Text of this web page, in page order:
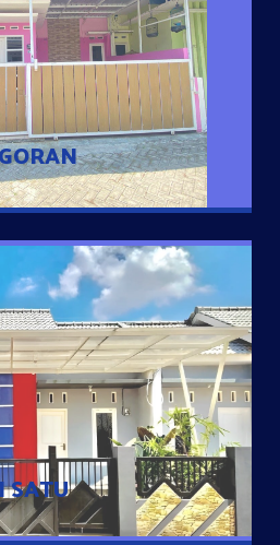
dengan Konsep Rumah Pintar
mengakses rumahnya
SATU
SATU
dengan harga subsidi hanya 100
di Tuban